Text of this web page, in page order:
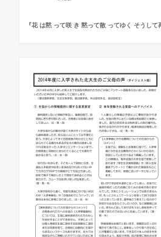
『花 は黙 って咲 き 黙って散 ってゆく そうし